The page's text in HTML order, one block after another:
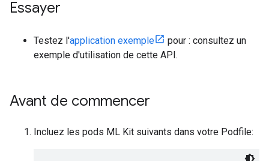
Essayer
Testez l'application exemple
pour : consultez un
exemple d'utilisation de cette API.
Avant de commencer
Incluez les pods ML Kit suivants dans votre Podfile: